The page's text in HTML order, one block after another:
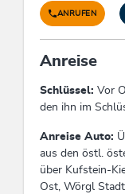
LED-
ANRUFEN
Anreise
Schlüssel: Vor
den ihn im
Anreise Auto:
aus den östl.
über Kufstein-
Ost, Wörgl